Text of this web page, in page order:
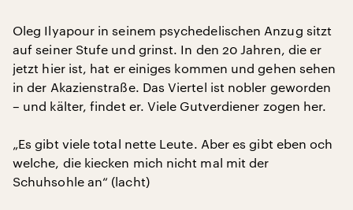
Oleg Ilyapour in seinem psychedelischen Anzug sitzt
auf seiner Stufe und grinst. In den 20 Jahren, die er
jetzt hier ist, hat er einiges kommen und gehen sehen
in der Akazienstraße. Das Viertel ist nobler geworden
– und kälter, findet er. Viele Gutverdiener zogen her.
„Es gibt viele total nette Leute. Aber es gibt eben och
welche, die kiecken mich nicht mal mit der
Schuhsohle an“ (lacht)